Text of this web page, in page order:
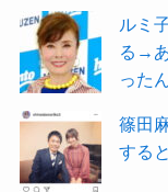
ルミ
る→
った
篠田
する